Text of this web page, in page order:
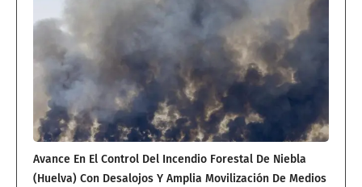
Avance En El Control Del Incendio Forestal De Niebla
(Huelva) Con Desalojos Y Amplia Movilización De Medios